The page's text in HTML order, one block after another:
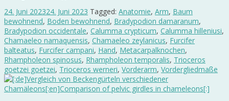
24. Juni 202324. Juni 2023 Tagged: Anatomie, Arm, Baum
bewohnend, Boden bewohnend, Bradypodion damaranum,
Bradypodion occidentale, Calumma crypticum, Calumma hilleniusi,
Chamaeleo namaquensis, Chamaeleo zeylanicus, Furcifer
balteatus, Furcifer campani, Hand, Metacarpalknochen,
Rhampholeon spinosus, Rhampholeon temporalis, Trioceros
goetzei goetzei, Trioceros werneri, Vorderarm, Vordergliedmaße